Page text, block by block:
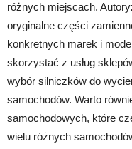
różnych miejscach.
oryginalne części
konkretnych marek i
skorzystać z usług
wybór silniczków do
samochodów. Warto
samochodowych, które
wielu różnych